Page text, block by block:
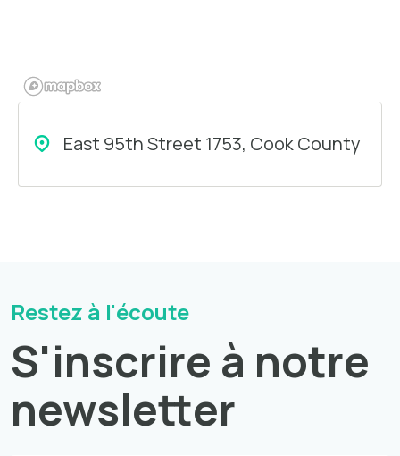
East 95th Street 1753, Cook County
Restez à l'écoute
S'inscrire à notre
newsletter